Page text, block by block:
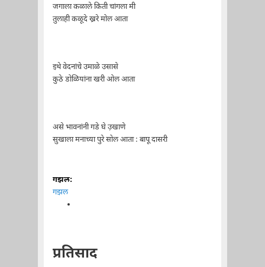
जगाला कळाले किती चांगला मी
तुलाही कळूदे ख्ररे मोल आता
इथे वेदनांचे उमाळे उसासे
कुठे डोळियांना खरी ओल आता
असे भावनांनी गडे घे उ़खाणे
सुखाला मनाच्या पुरे सोल आता : बापू दासरी
गझल:
गझल
प्रतिसाद